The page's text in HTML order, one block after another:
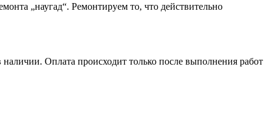
„наугад“. Ремонтируем то, что действительно
Оплата происходит только после выполнения работ